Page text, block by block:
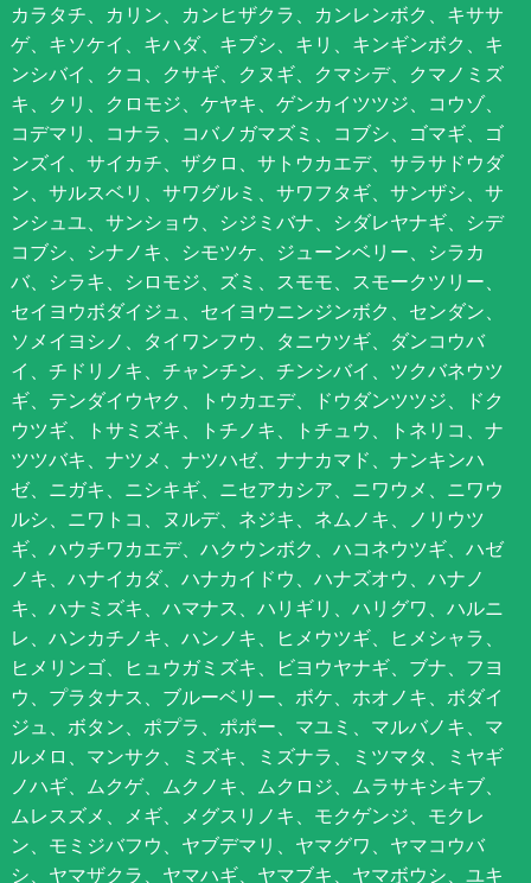
カラタチ、カリン、カンヒザクラ、カンレンボク、キササ
ゲ、キソケイ、キハダ、キブシ、キリ、キンギンボク、キ
ンシバイ、クコ、クサギ、クヌギ、クマシデ、クマノミズ
キ、クリ、クロモジ、ケヤキ、ゲンカイツツジ、コウゾ、
コデマリ、コナラ、コバノガマズミ、コブシ、ゴマギ、ゴ
ンズイ、サイカチ、ザクロ、サトウカエデ、サラサドウダ
ン、サルスベリ、サワグルミ、サワフタギ、サンザシ、サ
ンシュユ、サンショウ、シジミバナ、シダレヤナギ、シデ
コブシ、シナノキ、シモツケ、ジューンベリー、シラカ
バ、シラキ、シロモジ、ズミ、スモモ、スモークツリー、
セイヨウボダイジュ、セイヨウニンジンボク、センダン、
ソメイヨシノ、タイワンフウ、タニウツギ、ダンコウバ
イ、チドリノキ、チャンチン、チンシバイ、ツクバネウツ
ギ、テンダイウヤク、トウカエデ、ドウダンツツジ、ドク
ウツギ、トサミズキ、トチノキ、トチュウ、トネリコ、ナ
ツツバキ、ナツメ、ナツハゼ、ナナカマド、ナンキンハ
ゼ、ニガキ、ニシキギ、ニセアカシア、ニワウメ、ニワウ
ルシ、ニワトコ、ヌルデ、ネジキ、ネムノキ、ノリウツ
ギ、ハウチワカエデ、ハクウンボク、ハコネウツギ、ハゼ
ノキ、ハナイカダ、ハナカイドウ、ハナズオウ、ハナノ
キ、ハナミズキ、ハマナス、ハリギリ、ハリグワ、ハルニ
レ、ハンカチノキ、ハンノキ、ヒメウツギ、ヒメシャラ、
ヒメリンゴ、ヒュウガミズキ、ビヨウヤナギ、ブナ、フヨ
ウ、プラタナス、ブルーベリー、ボケ、ホオノキ、ボダイ
ジュ、ボタン、ポプラ、ポポー、マユミ、マルバノキ、マ
ルメロ、マンサク、ミズキ、ミズナラ、ミツマタ、ミヤギ
ノハギ、ムクゲ、ムクノキ、ムクロジ、ムラサキシキブ、
ムレスズメ、メギ、メグスリノキ、モクゲンジ、モクレ
ン、モミジバフウ、ヤブデマリ、ヤマグワ、ヤマコウバ
シ、ヤマザクラ、ヤマハギ、ヤマブキ、ヤマボウシ、ユキ